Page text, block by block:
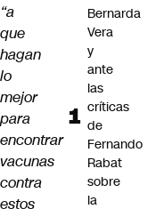
“a
que
hagan
lo
mejor
para
encontrar
vacunas
contra
estos
Bernarda
Vera
y
ante
las
críticas
de
Fernando
Rabat
sobre
la